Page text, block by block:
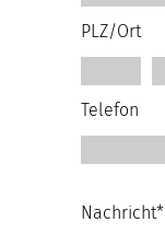
PLZ/Ort
Telefon
Nachricht*